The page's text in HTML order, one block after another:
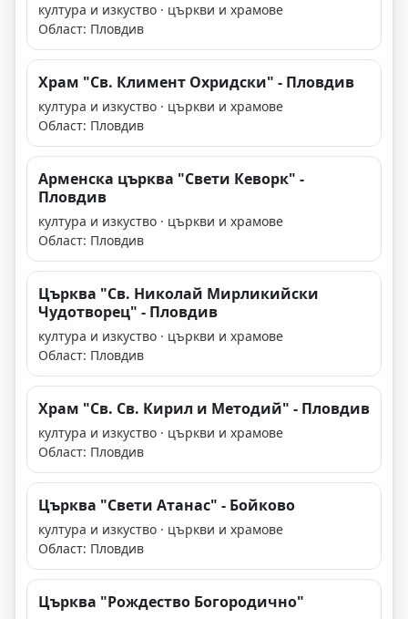
култура и изкуство · църкви и храмове
Област: Пловдив
Храм "Св. Климент Охридски" - Пловдив
култура и изкуство · църкви и храмове
Област: Пловдив
Арменска църква "Свети Кеворк" -
Пловдив
култура и изкуство · църкви и храмове
Област: Пловдив
Църква "Св. Николай Мирликийски
Чудотворец" - Пловдив
култура и изкуство · църкви и храмове
Област: Пловдив
Храм "Св. Св. Кирил и Методий" - Пловдив
култура и изкуство · църкви и храмове
Област: Пловдив
Църква "Свети Атанас" - Бойково
култура и изкуство · църкви и храмове
Област: Пловдив
Църква "Рождество Богородично"